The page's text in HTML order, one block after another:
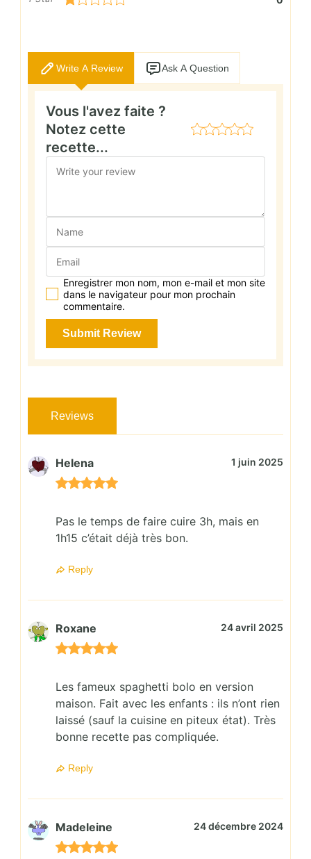
Write A Review Ask A Question
Vous l'avez faite ?
Notez cette
recette...
Enregistrer mon nom, mon e-mail et mon site
dans le navigateur pour mon prochain
commentaire.
Reviews
Helena 1 juin 2025
Pas le temps de faire cuire 3h, mais en
1h15 c’était déjà très bon.
Reply
Roxane 24 avril 2025
Les fameux spaghetti bolo en version
maison. Fait avec les enfants : ils n’ont rien
laissé (sauf la cuisine en piteux état). Très
bonne recette pas compliquée.
Reply
Madeleine 24 décembre 2024